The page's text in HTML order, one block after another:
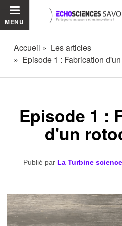
MENU
Accueil
Les articles
Episode 1 : Fabrication
Episode 1 :
d'un
Publié par La Turbine